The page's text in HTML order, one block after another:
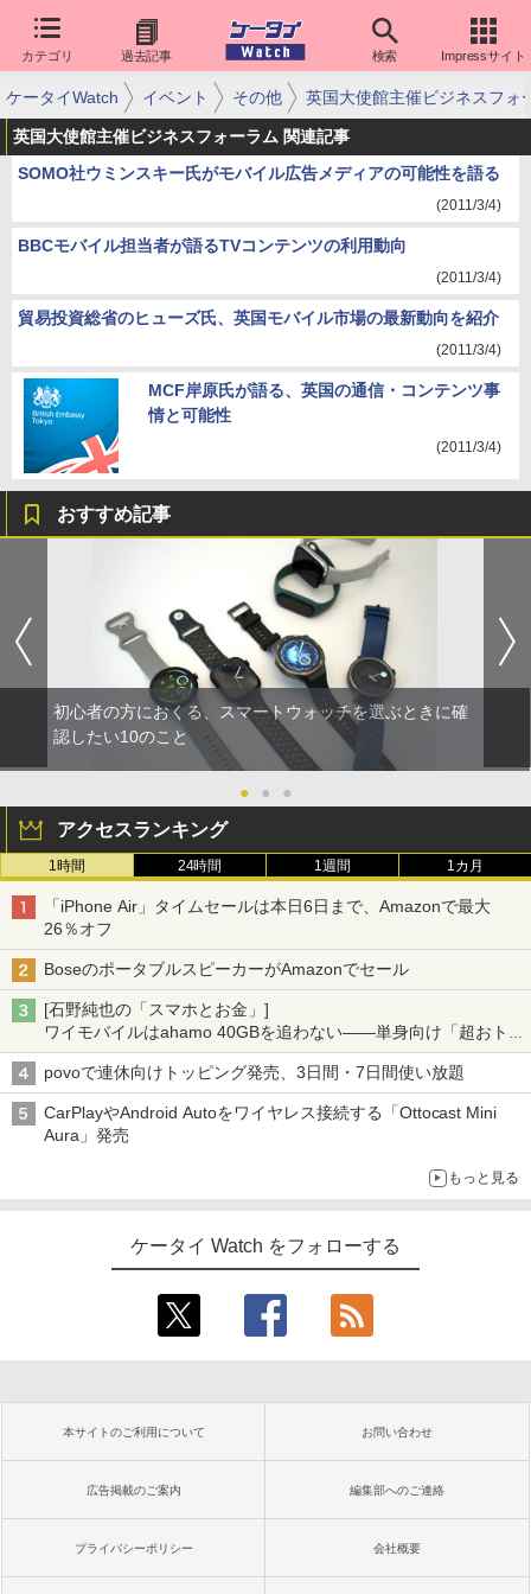
カテゴリ 過去記事 検索 Impressサイト
ケータイWatch イベント その他 英国大使館主催ビジネスフォ
英国大使館主催ビジネスフォーラム 関連記事
SOMO社ウミンスキー氏がモバイル広告メディアの可能性を語る
(2011/3/4)
BBCモバイル担当者が語るTVコンテンツの利用動向
(2011/3/4)
貿易投資総省のヒューズ氏、英国モバイル市場の最新動向を紹介
(2011/3/4)
MCF岸原氏が語る、英国の通信・コンテンツ事
情と可能性
(2011/3/4)
おすすめ記事
初心者の方におくる、スマートウォッチを選ぶときに確
認したい10のこと
● ● ●
アクセスランキング
1時間 24時間 1週間 1カ月
「iPhone Air」タイムセールは本日6日まで、Amazonで最大
26％オフ
BoseのポータブルスピーカーがAmazonでセール
[石野純也の「スマホとお金」]
ワイモバイルはahamo 40GBを追わない――単身向け「超おトク
割」の安さと1年限定の注意点
povoで連休向けトッピング発売、3日間・7日間使い放題
CarPlayやAndroid Autoをワイヤレス接続する「Ottocast Mini
Aura」発売
もっと見る
ケータイ Watch をフォローする
本サイトのご利用について お問い合わせ
広告掲載のご案内 編集部へのご連絡
プライバシーポリシー 会社概要